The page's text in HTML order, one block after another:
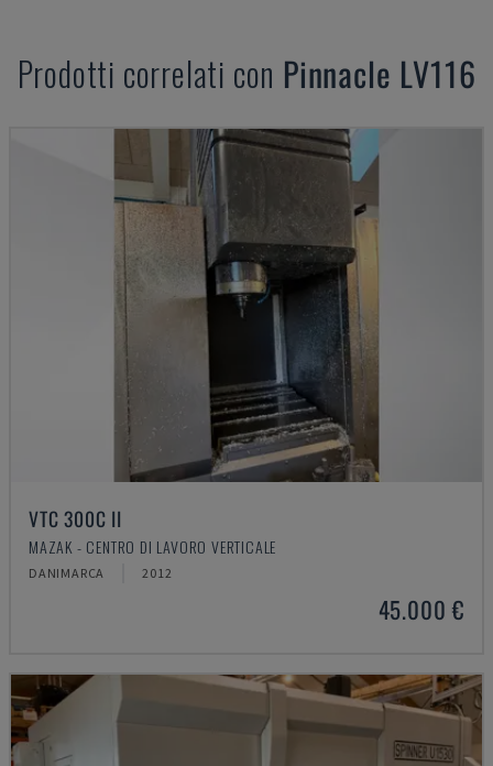
Prodotti correlati con Pinnacle LV116
VTC 300C II
MAZAK - CENTRO DI LAVORO VERTICALE
DANIMARCA 2012
45.000 €